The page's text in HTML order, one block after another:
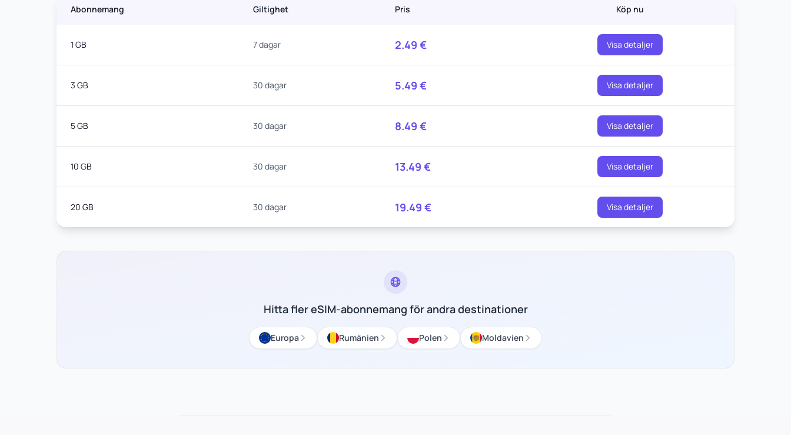
Abonnemang Giltighet Pris Köp nu
1 GB 7 dagar 2.49 € Visa detaljer
3 GB 30 dagar 5.49 € Visa detaljer
5 GB 30 dagar 8.49 € Visa detaljer
10 GB 30 dagar 13.49 € Visa detaljer
20 GB 30 dagar 19.49 € Visa detaljer
Hitta fler eSIM-abonnemang för andra destinationer
Europa Rumänien Polen Moldavien